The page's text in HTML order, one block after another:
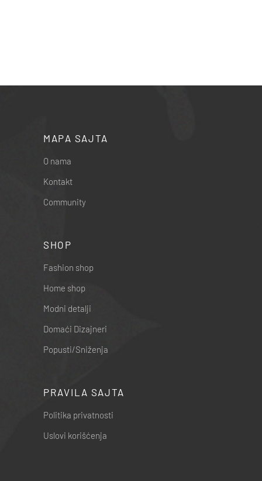
MAPA SAJTA
O nama
Kontakt
Community
SHOP
Fashion shop
Home shop
Modni detalji
Domaći Dizajneri
Popusti/Sniženja
PRAVILA SAJTA
Politika privatnosti
Uslovi korišćenja